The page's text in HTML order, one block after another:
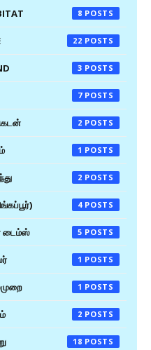
8
22
3
7
2
1
2
4
டைம்ஸ் 5
1
1
2
18